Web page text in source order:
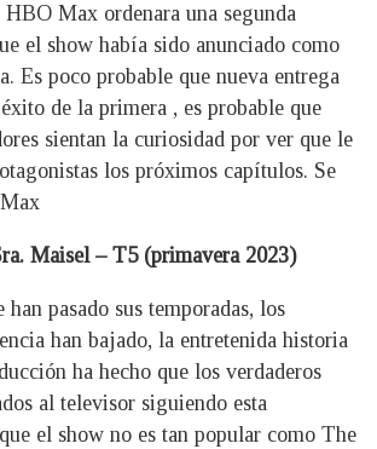
Max ordenara una segunda
el show había sido anunciado como
Es poco probable que nueva entrega
de la primera , es probable que
sientan la curiosidad por ver que le
los próximos capítulos. Se
Maisel – T5 (primavera 2023)
pasado sus temporadas, los
han bajado, la entretenida historia
ha hecho que los verdaderos
al televisor siguiendo esta
el show no es tan popular como The